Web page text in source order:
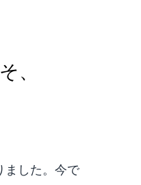
、
ました。今で